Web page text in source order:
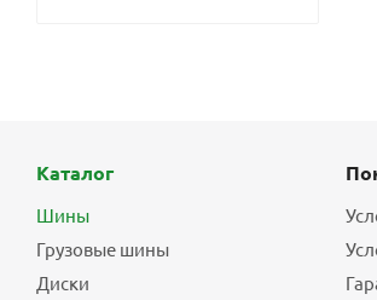
Каталог
Шины
Грузовые шины
Диски